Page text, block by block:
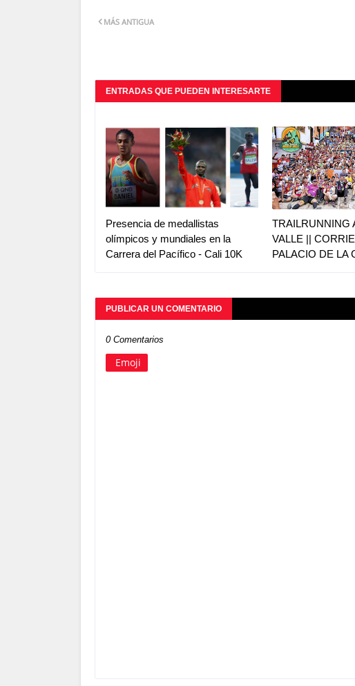
MÁS ANTIGUA
ENTRADAS QUE PUEDEN INTERESARTE
Presencia de medallistas
olímpicos y mundiales en la
Carrera del Pacífico - Cali 10K
TRAILRUNNING
VALLE ||
PALACIO DE LA
PUBLICAR UN COMENTARIO
0 Comentarios
Emoji